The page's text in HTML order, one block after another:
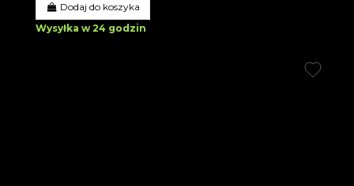
Dodaj do koszyka
Wysyłka w 24 godzin